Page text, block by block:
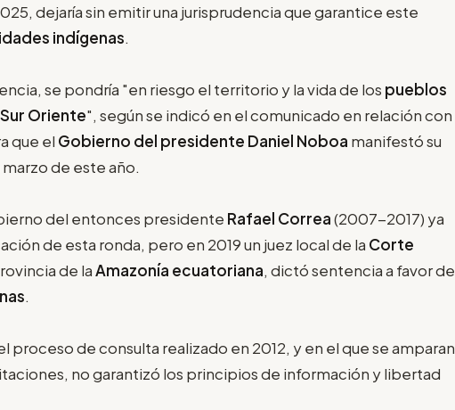
dejaría sin emitir una jurisprudencia que garantice este
indígenas.
se pondría "en riesgo el territorio y la vida de los pueblos
Oriente", según se indicó en el comunicado en relación con
que el Gobierno del presidente Daniel Noboa manifestó su
de este año.
del entonces presidente Rafael Correa(2007-2017) ya
de esta ronda, pero en 2019 un juez local de la Corte
de laAmazonía ecuatoriana, dictó sentencia a favor de
.
proceso de consulta realizado en 2012, y en el que se amparan
no garantizó los principios de información y libertad